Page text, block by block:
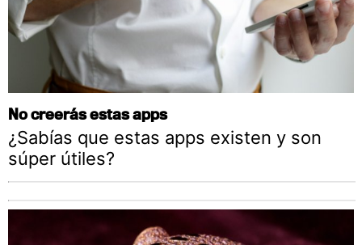
No creerás estas apps
¿Sabías que estas apps existen y son
súper útiles?